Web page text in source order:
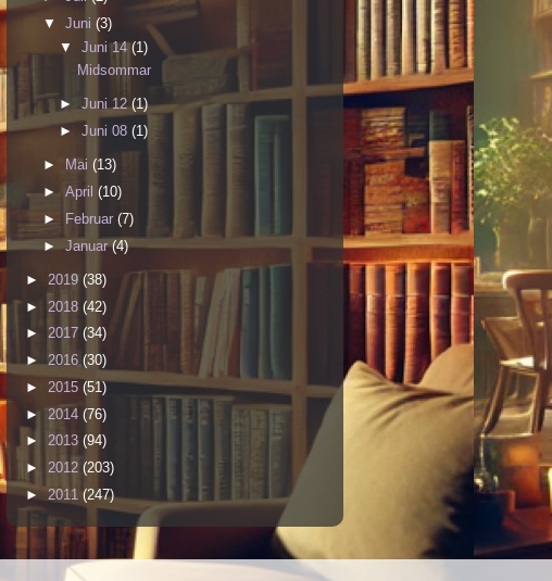
▼ Juni (3)
▼Juni 14(1)
Midsommar
►Juni 12(1)
►Juni 08(1)
► Mai (13)
► April (10)
►
Februar (7)
► Januar(4)
► 2019 (38)
► 2018 (42)
► 2017 (34)
► 2016 (30)
► 2015 (51)
► 2014 (76)
► 2013 (94)
► 2012 (203)
►2011(247)